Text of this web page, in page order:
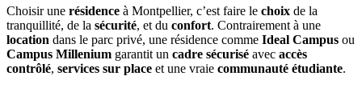
Choisir une résidence à Montpellier, c’est faire le choix de la
tranquillité, de la sécurité, et du confort. Contrairement à une
location dans le parc privé, une résidence comme Ideal Campus ou
Campus Millenium garantit un cadre sécurisé avec accès
contrôlé, services sur place et une vraie communauté étudiante.